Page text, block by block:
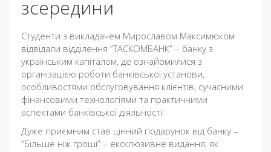
зсередини
Студенти з викладачем Мирославом Максимюком
відвідали відділення “ТАСКОМБАНК” – банку з
українським капіталом, де ознайомилися з
організацією роботи банківської установи,
особливостями обслуговування клієнтів, сучасними
фінансовими технологіями та практичними
аспектами банківської діяльності.
Дуже приємним став цінний подарунок від банку –
“Більше ніж гроші” – ексклюзивне видання, як